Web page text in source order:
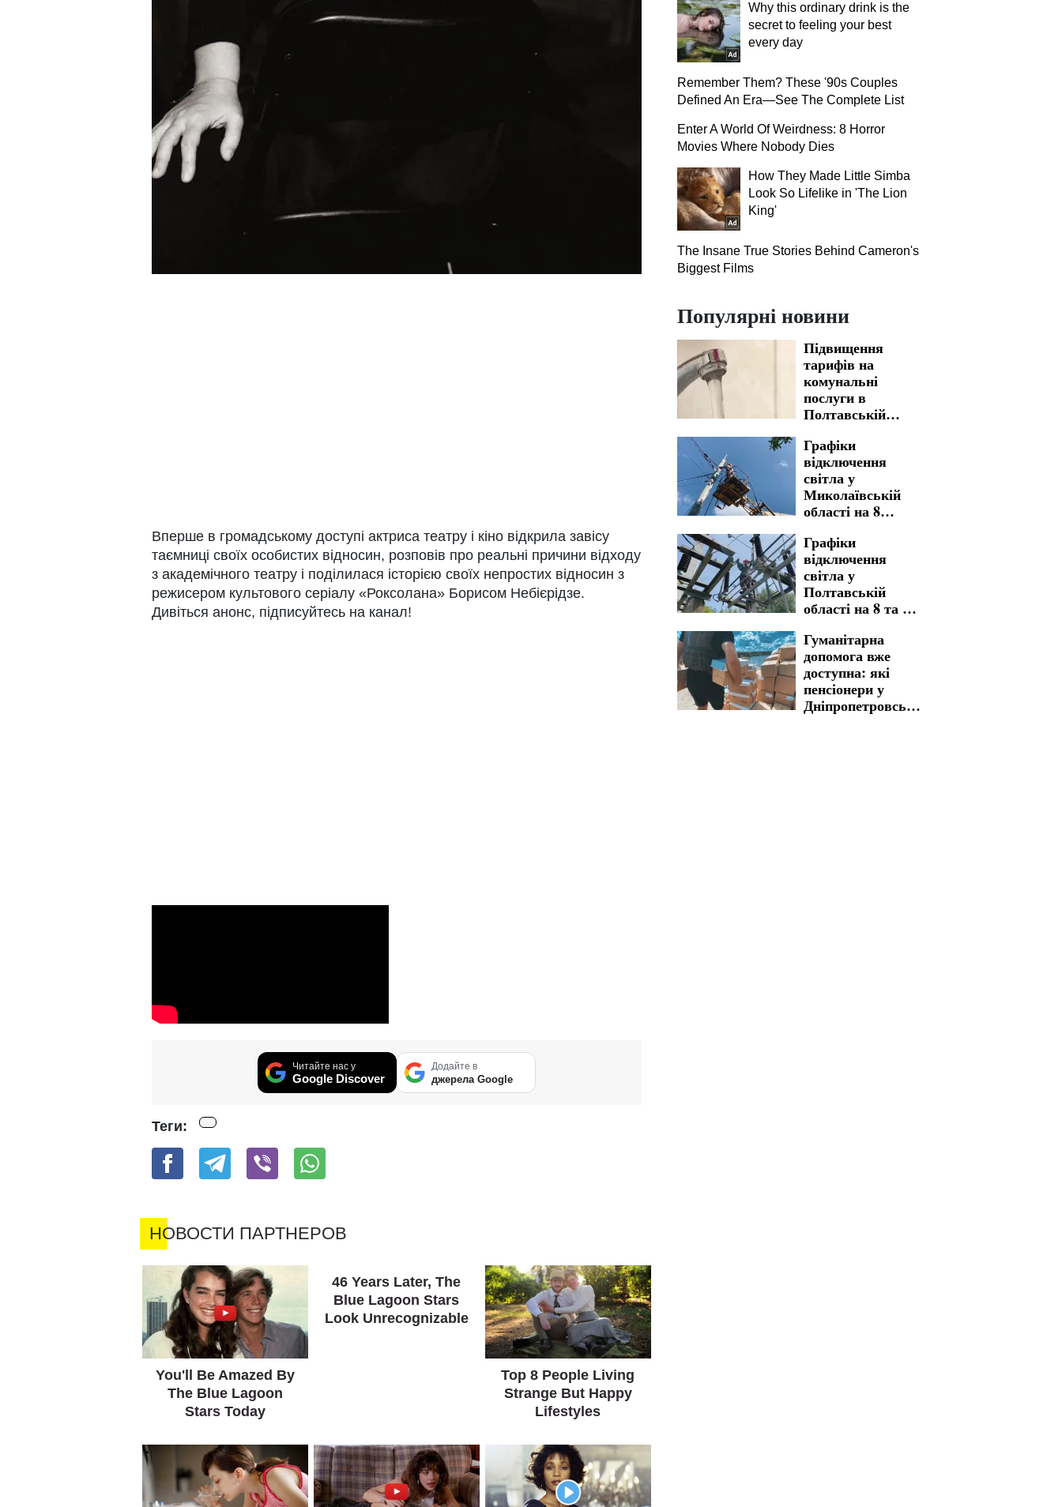
Вперше в громадському доступі актриса театру і кіно відкрила завісу
таємниці своїх особистих відносин, розповів про реальні причини відходу
з академічного театру і поділилася історією своїх непростих відносин з
режисером культового серіалу «Роксолана» Борисом Небієрідзе.
Дивіться анонс, підписуйтесь на канал!
Читайте нас у
Google Discover
Додайте в
джерела Google
Теги:
Why this ordinary drink is the
secret to feeling your best
every day
Remember Them? These '90s Couples
Defined An Era—See The Complete List
Enter A World Of Weirdness: 8 Horror
Movies Where Nobody Dies
How They Made Little Simba
Look So Lifelike in 'The Lion
King'
The Insane True Stories Behind Cameron's
Biggest Films
Популярні новини
Підвищення
тарифів на
комунальні
послуги в
Полтавській
вартістю
мешканці
стикнуться у
платіжках
Графіки
відключення
світла у
Миколаївській
області на 8
принесе
довготривалі
обмеження
Графіки
відключення
світла у
Полтавській
області на 8 та 9
адреси тривалих
знеструмлень
Гуманітарна
допомога вже
доступна: які
пенсіонери у
Дніпропетровській